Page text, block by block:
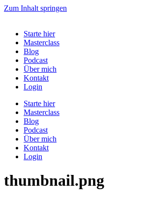
Zum Inhalt springen
Starte hier
Masterclass
Blog
Podcast
Über mich
Kontakt
Login
Starte hier
Masterclass
Blog
Podcast
Über mich
Kontakt
Login
thumbnail.png